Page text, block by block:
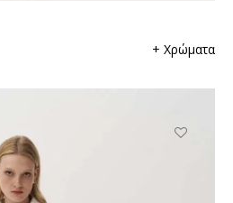
+ Χρώματα